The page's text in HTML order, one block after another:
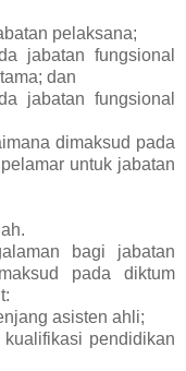
pelaksana;
jabatan fungsional
dan
jabatan fungsional
dimaksud pada
untuk jabatan
bagi jabatan
pada diktum
asisten ahli;
pendidikan